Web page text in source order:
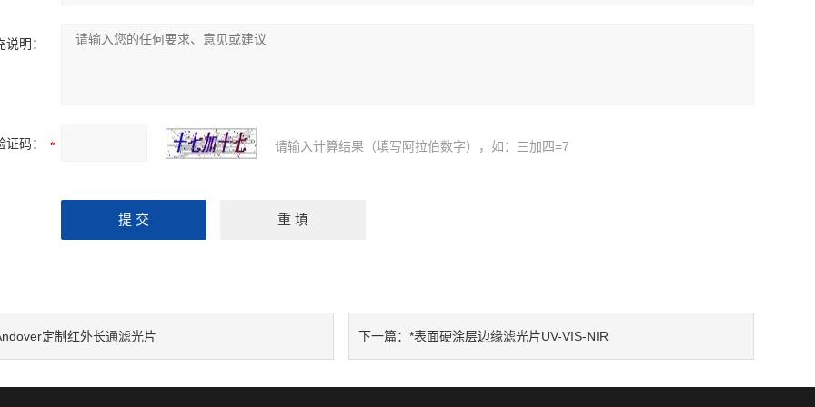
说明：
证码： 请输入计算结果（填写阿拉伯数字），如：三加四=7
定制红外长通滤光片 下一篇：*表面硬涂层边缘滤光片UV-VIS-NIR